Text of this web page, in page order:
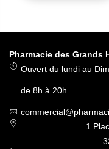
Pharmacie des Grands
Ouvert du lundi au
de 8h à 20h
1